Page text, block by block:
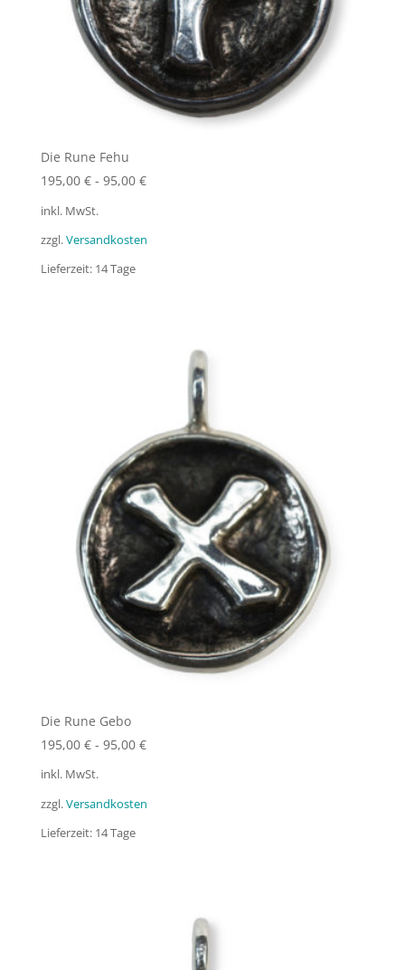
Die Rune Fehu
195,00 €- 95,00 €
inkl. MwSt.
zzgl.Versandkosten
Lieferzeit: 14 Tage
Die Rune Gebo
195,00 €- 95,00 €
inkl. MwSt.
zzgl.Versandkosten
Lieferzeit: 14 Tage